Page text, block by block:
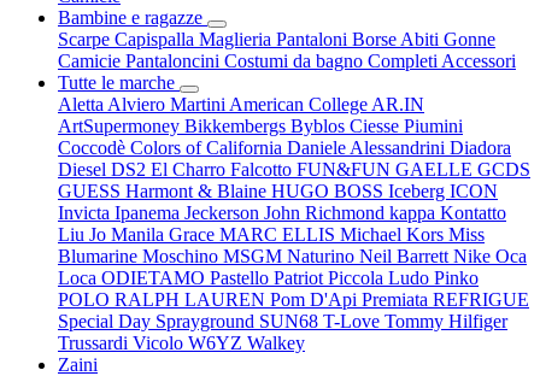
Bambine e ragazze
Scarpe Capispalla Maglieria Pantaloni Borse Abiti Gonne
Camicie Pantaloncini Costumi da bagno Completi Accessori
Tutte le marche
Aletta Alviero Martini American College AR.IN
ArtSupermoney Bikkembergs Byblos Ciesse Piumini
Coccodè Colors of California Daniele Alessandrini Diadora
Diesel DS2 El Charro Falcotto FUN&FUN GAELLE GCDS
GUESS Harmont & Blaine HUGO BOSS Iceberg ICON
Invicta Ipanema Jeckerson John Richmond kappa Kontatto
Liu Jo Manila Grace MARC ELLIS Michael Kors Miss
Blumarine Moschino MSGM Naturino Neil Barrett Nike Oca
Loca ODIETAMO Pastello Patriot Piccola Ludo Pinko
POLO RALPH LAUREN Pom D'Api Premiata REFRIGUE
Special Day Sprayground SUN68 T-Love Tommy Hilfiger
Trussardi Vicolo W6YZ Walkey
Zaini